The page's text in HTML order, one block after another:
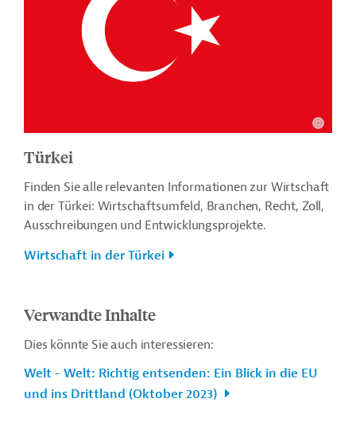
Türkei
Finden Sie alle relevanten Informationen zur Wirtschaft
in der Türkei: Wirtschaftsumfeld, Branchen, Recht, Zoll,
Ausschreibungen und Entwicklungsprojekte.
Wirtschaft in der Türkei
Verwandte Inhalte
Dies könnte Sie auch interessieren:
Welt - Welt: Richtig entsenden: Ein Blick in die EU
und ins Drittland (Oktober 2023)